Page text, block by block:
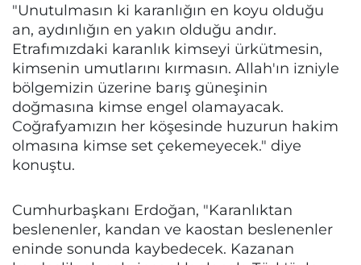
"Unutulmasın ki karanlığın en koyu olduğu
an, aydınlığın en yakın olduğu andır.
Etrafımızdaki karanlık kimseyi ürkütmesin,
kimsenin umutlarını kırmasın. Allah'ın izniyle
bölgemizin üzerine barış güneşinin
doğmasına kimse engel olamayacak.
Coğrafyamızın her köşesinde huzurun hakim
olmasına kimse set çekemeyecek." diye
konuştu.
Cumhurbaşkanı Erdoğan, "Karanlıktan
beslenenler, kandan ve kaostan beslenenler
eninde sonunda kaybedecek. Kazanan